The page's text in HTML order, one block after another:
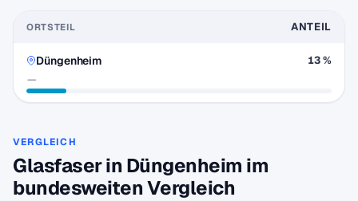
ORTSTEIL ANTEIL
Düngenheim
—
13 %
VERGLEICH
Glasfaser in Düngenheim im
bundesweiten Vergleich